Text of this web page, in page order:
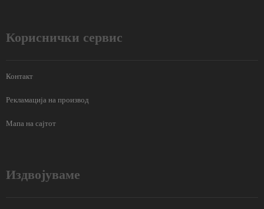
Кориснички сервис
Контакт
Рекламација на производ
Мапа на сајтот
Издвојуваме